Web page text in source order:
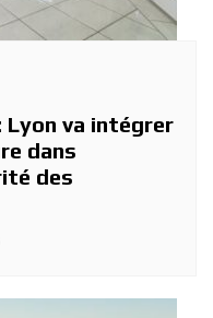
Lyon va intégrer
dans
des